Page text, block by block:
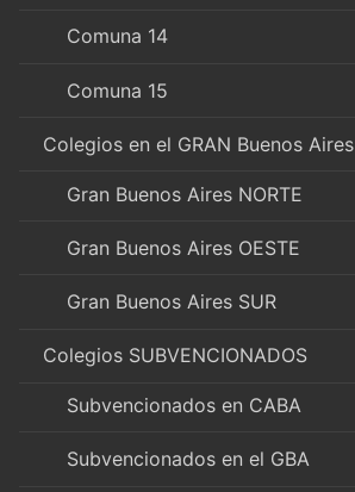
Comuna 14
Comuna 15
Colegios en el GRAN Buenos Aires
Gran Buenos Aires NORTE
Gran Buenos Aires OESTE
Gran Buenos Aires SUR
Colegios SUBVENCIONADOS
Subvencionados en CABA
Subvencionados en el GBA